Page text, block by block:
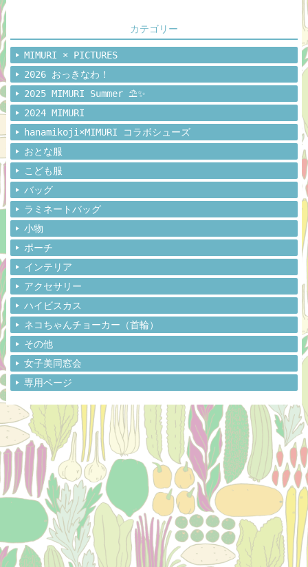
カテゴリー
MIMURI × PICTURES
2026 おっきなわ！
2025 MIMURI Summer ⛱️✨
2024 MIMURI
hanamikoji×MIMURI コラボシューズ
おとな服
こども服
バッグ
ラミネートバッグ
小物
ポーチ
インテリア
アクセサリー
ハイビスカス
ネコちゃんチョーカー（首輪）
その他
女子美同窓会
専用ページ